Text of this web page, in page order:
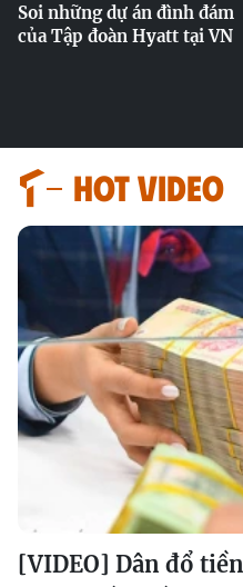
Soi những dự án đình đám
của Tập đoàn Hyatt tại VN
HOT VIDEO
[VIDEO] Dân đổ